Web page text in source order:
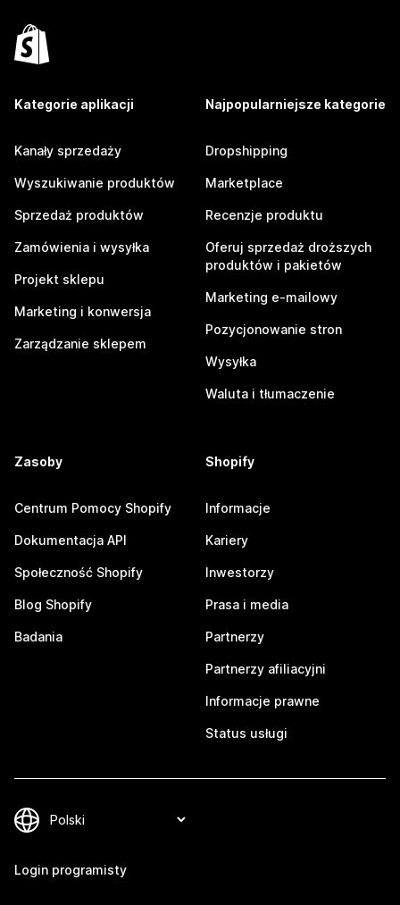
Kategorie aplikacji
Kanały sprzedaży
Wyszukiwanie produktów
Sprzedaż produktów
Zamówienia i wysyłka
Projekt sklepu
Marketing i konwersja
Zarządzanie sklepem
Najpopularniejsze kategorie
Dropshipping
Marketplace
Recenzje produktu
Oferuj sprzedaż droższych
produktów i pakietów
Marketing e-mailowy
Pozycjonowanie stron
Wysyłka
Waluta i tłumaczenie
Zasoby
Centrum Pomocy Shopify
Dokumentacja API
Społeczność Shopify
Blog Shopify
Badania
Shopify
Informacje
Kariery
Inwestorzy
Prasa i media
Partnerzy
Partnerzy afiliacyjni
Informacje prawne
Status usługi
Login programisty